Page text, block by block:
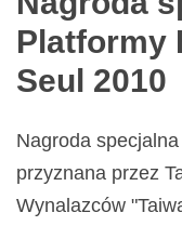
Platformy
Seul 2010
Nagroda
przyznana przez
Wynalazców